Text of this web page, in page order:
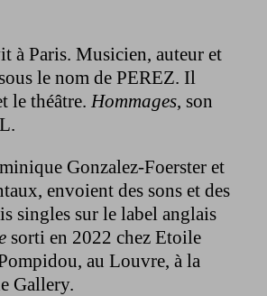
à Paris. Musicien, auteur et
le nom de PEREZ. Il
le théâtre. Hommages, son
Gonzalez-Foerster et
envoient des sons et des
singles sur le label anglais
sorti en 2022 chez Etoile
au Louvre, à la
Gallery.